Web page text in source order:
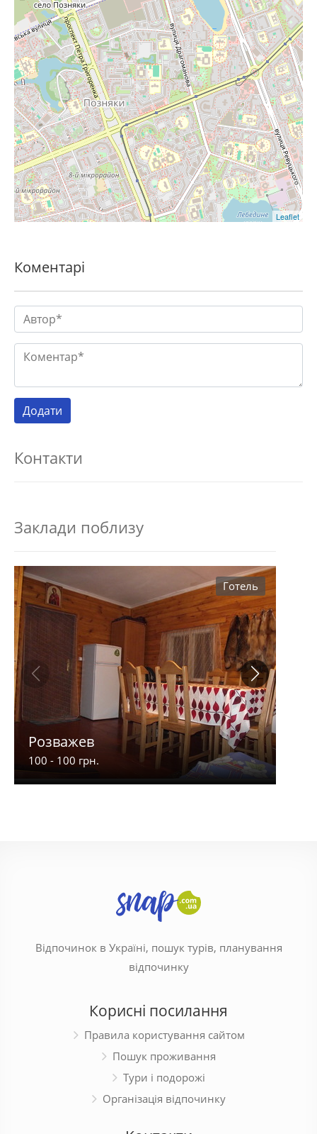
Leaflet
Коментарі
Контакти
Заклади поблизу
Готель
Розважев
100 - 100 грн.
Відпочинок в Україні, пошук турів, планування
відпочинку
Корисні посилання
Правила користування сайтом
Пошук проживання
Тури і подорожі
Організація відпочинку